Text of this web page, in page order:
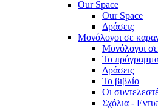
Our Space
Our Space
Δράσεις
Μονόλογοι σε
Μονόλογοι σε
Το
Δράσεις
Το βιβλίο
Οι
Σχόλια -